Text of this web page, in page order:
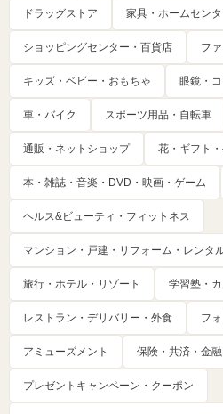
ドラッグストア 家具・ホームセン
ショッピングセンター・百貨店 フ
キッズ・ベビー・おもちゃ 眼鏡・
車・バイク スポーツ用品・自転車
通販・ネットショップ 花・ギフト
本・雑誌・音楽・DVD・映画・ゲーム
ヘルス&ビューティ・フィットネス
マンション・戸建・リフォーム・レンタ
旅行・ホテル・リゾート 学習塾・
レストラン・デリバリー・外食 フ
アミューズメント 保険・共済・金融
プレゼントキャンペーン・クーポン